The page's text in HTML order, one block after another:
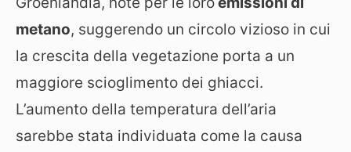
metano, suggerendo un circolo vizioso in cui
la crescita della vegetazione porta a un
maggiore scioglimento dei ghiacci.
L’aumento della temperatura dell’aria
sarebbe stata individuata come la causa